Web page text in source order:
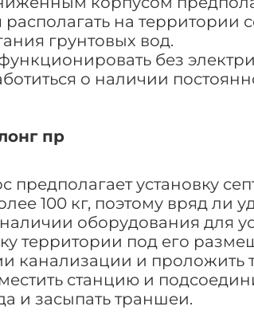
на
грунтовых вод.
без
о наличии
пр
установку
100 кг, поэтому вряд ли
оборудования для
территории под его
канализации и
станцию и
и засыпать траншеи.